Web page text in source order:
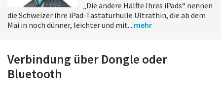
„Die andere Hälfte Ihres iPads“ nennen
die Schweizer ihre iPad-Tastaturhülle Ultrathin, die ab dem
Mai in noch dünner, leichter und mit... mehr
Verbindung über Dongle oder
Bluetooth